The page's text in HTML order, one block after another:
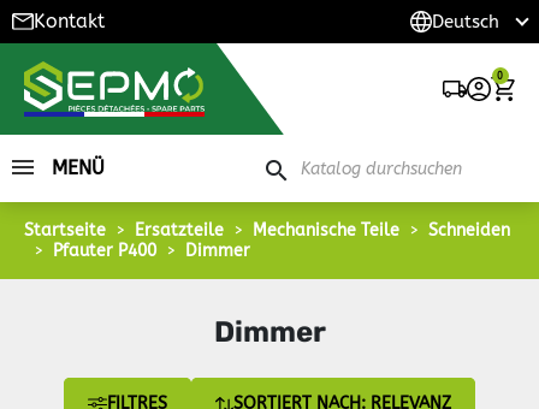
Kontakt
0
MENÜ search
Startseite Ersatzteile Mechanische Teile
Schneiden
Pfauter P400
Dimmer
Dimmer
FILTRES
SORTIERT NACH: RELEVANZ